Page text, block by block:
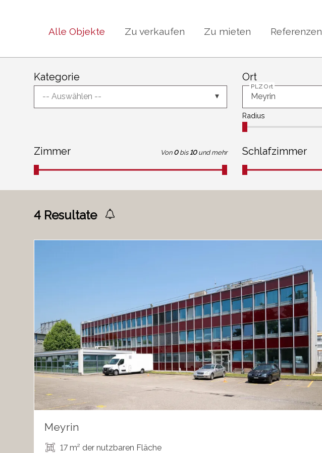
Alle Objekte Zu verkaufen Zu mieten Referenzen
Kategorie
-- Auswählen --
Ort
PLZ Ort
Radius
Zimmer Von 0 bis 10 und mehr Schlafzimmer
4 Resultate
Meyrin
17 m² der nutzbaren Fläche